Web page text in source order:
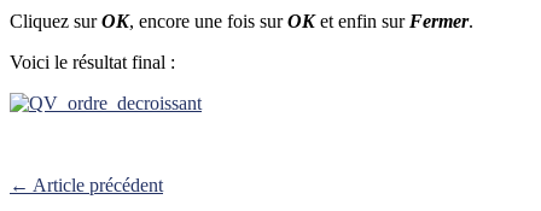
Cliquez surOK, encore une fois surOKet enfin sur Fermer.
Voici le résultat final :
← Article précédent